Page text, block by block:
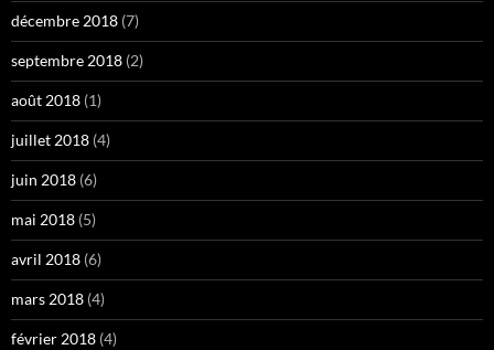
décembre 2018 (7)
septembre 2018 (2)
août 2018 (1)
juillet 2018 (4)
juin 2018 (6)
mai 2018 (5)
avril 2018 (6)
mars 2018 (4)
février 2018 (4)